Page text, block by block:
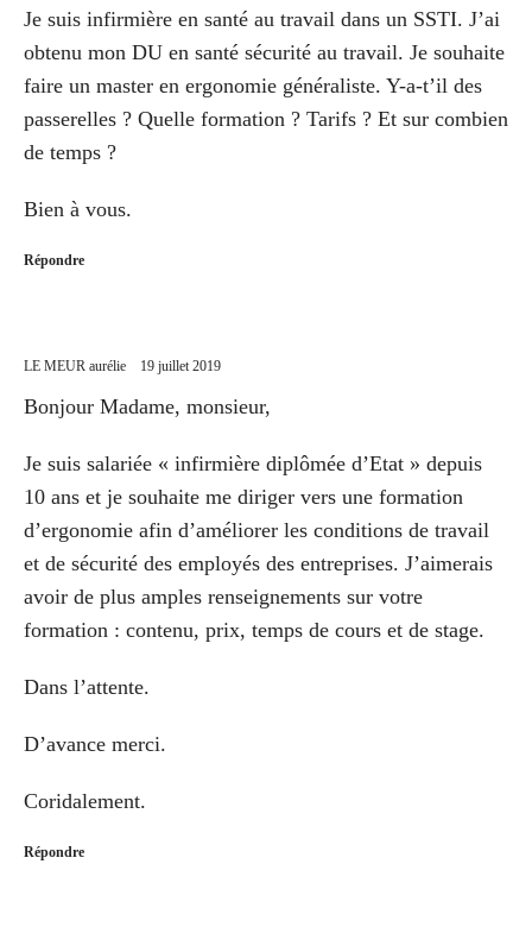
Je suis infirmière en santé au travail dans un SSTI. J’ai
obtenu mon DU en santé sécurité au travail. Je souhaite
faire un master en ergonomie généraliste. Y-a-t’il des
passerelles ? Quelle formation ? Tarifs ? Et sur combien
de temps ?
Bien à vous.
Répondre
LE MEUR aurélie 19 juillet 2019
Bonjour Madame, monsieur,
Je suis salariée « infirmière diplômée d’Etat » depuis
10 ans et je souhaite me diriger vers une formation
d’ergonomie afin d’améliorer les conditions de travail
et de sécurité des employés des entreprises. J’aimerais
avoir de plus amples renseignements sur votre
formation : contenu, prix, temps de cours et de stage.
Dans l’attente.
D’avance merci.
Coridalement.
Répondre